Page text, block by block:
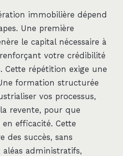
immobilière dépend
Une première
le capital nécessaire à
votre crédibilité
Cette répétition exige une
formation structurée
vos processus,
revente, pour que
efficacité. Cette
des succès, sans
aléas administratifs,